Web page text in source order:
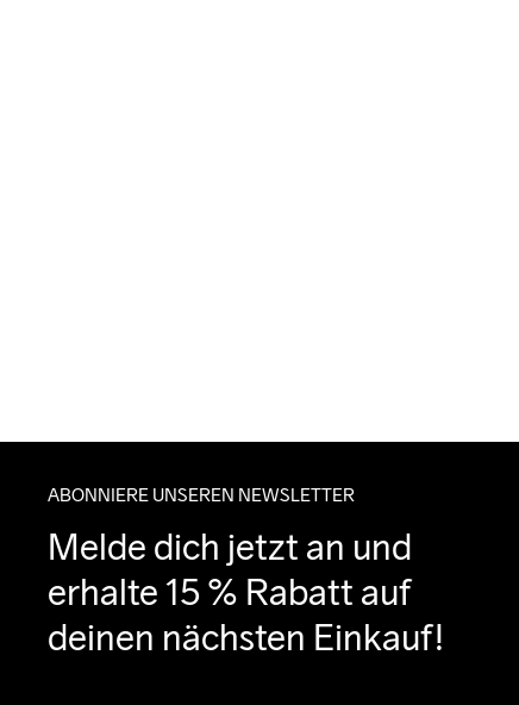
ABONNIERE UNSEREN NEWSLETTER
Melde dich jetzt an und
erhalte 15 % Rabatt auf
deinen nächsten Einkauf!